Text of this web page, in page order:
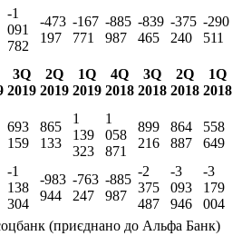
-1
091
782
-473
197
-167
771
-885
987
-839
465
-375
240
-290
511
3Q
2019
2Q
2019
1Q
2019
4Q
2018
3Q
2018
2Q
2018
1Q
2018
693
159
865
133
1
139
323
1
058
871
899
216
864
887
558
649
-1
138
304
-983
944
-763
247
-885
987
-2
375
487
-3
093
946
-3
179
004
(приєднано до Альфа Банк)